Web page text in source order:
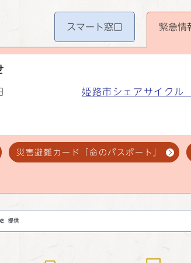
スマート窓口 緊急情
姫路市シェアサイクル
災害避難カード「命のパスポート」